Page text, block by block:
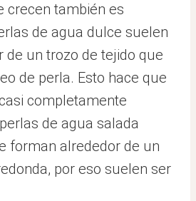
crecen también es
de agua dulce suelen
de un trozo de tejido que
de perla. Esto hace que
completamente
de agua salada
forman alrededor de un
por eso suelen ser